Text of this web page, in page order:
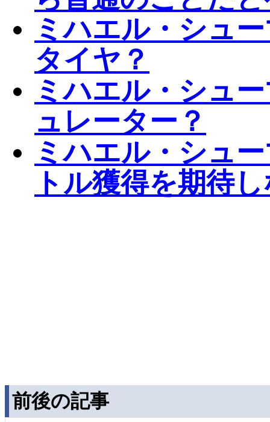
ミハエル・シュ
タイヤ？
ミハエル・シュ
ュレーター？
ミハエル・シュ
トル獲得を期待
前後の記事